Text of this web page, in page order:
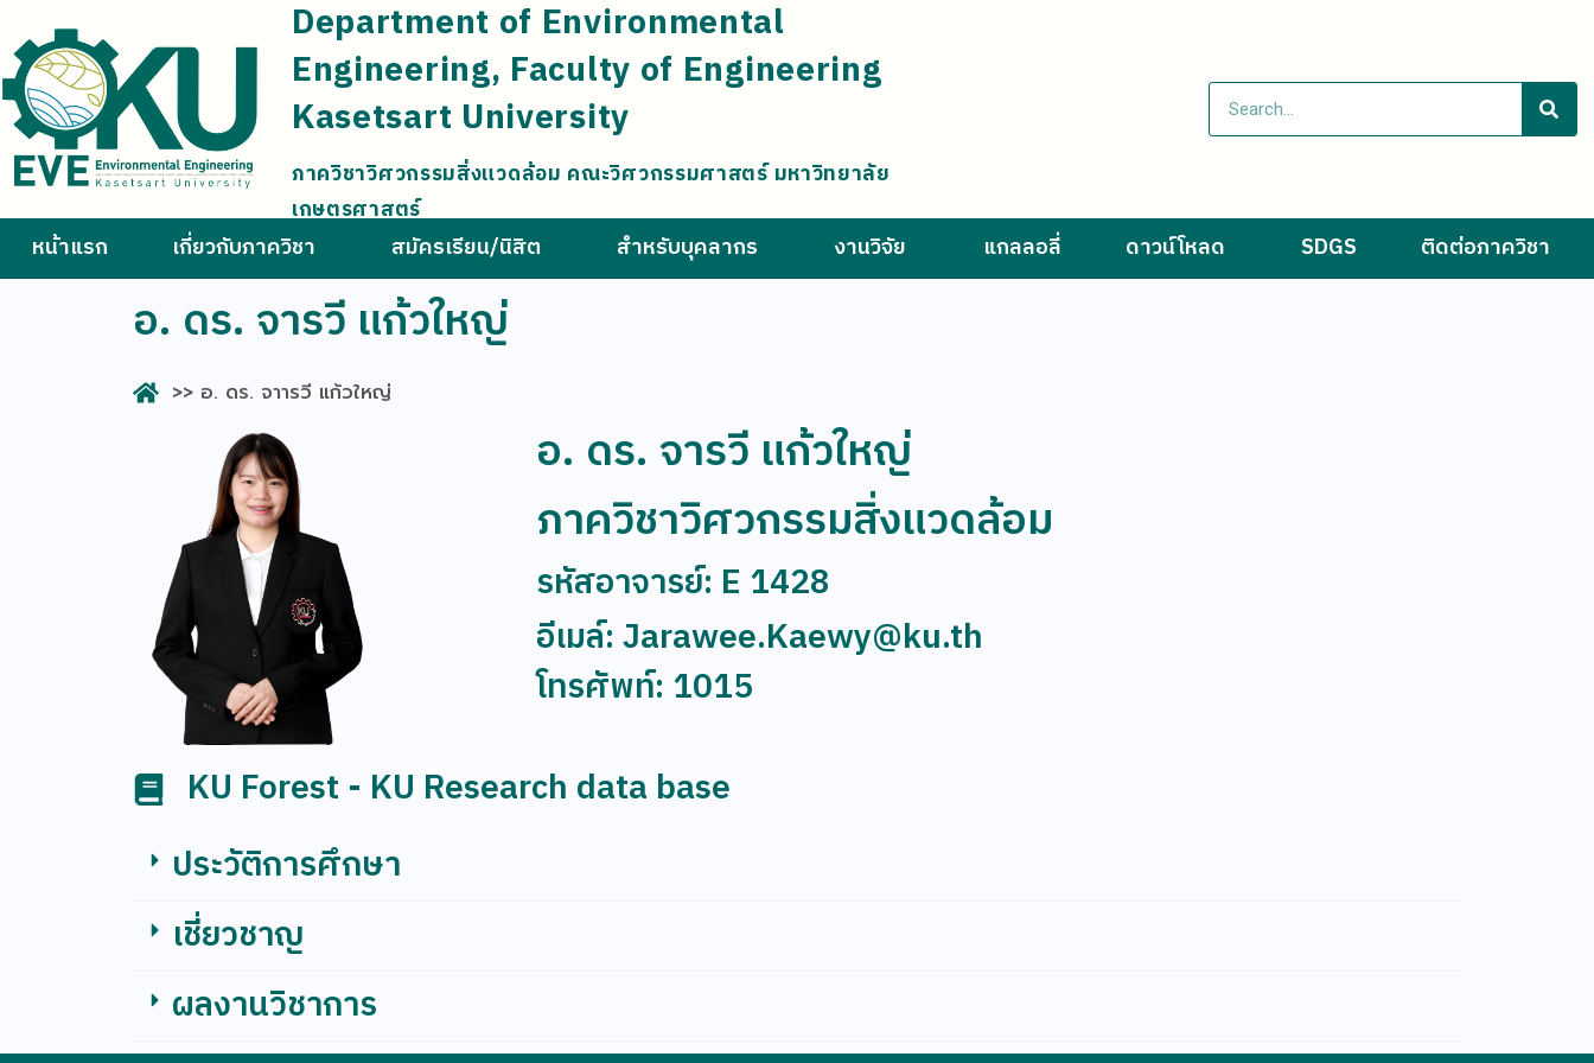
Department of Environmental
Engineering, Faculty of Engineering
Kasetsart University
ภาควิชาวิศวกรรมสิ่งแวดล้อม คณะวิศวกรรมศาสตร์ มหาวิทยาลัย
เกษตรศาสตร์
หน้าแรก เกี่ยวกับภาควิชา สมัครเรียน/นิสิต สำหรับบุคลากร งานวิจัย แกลลอลี่ ดาวน์โหลด SDGS ติดต่อภาควิชา
อ. ดร. จารวี แก้วใหญ่
>> อ. ดร. จาารวี แก้วใหญ่
อ. ดร. จารวี แก้วใหญ่
ภาควิชาวิศวกรรมสิ่งแวดล้อม
รหัสอาจารย์: E 1428
อีเมล์: Jarawee.Kaewy@ku.th
โทรศัพท์: 1015
KU Forest - KU Research data base
ประวัติการศึกษา
เชี่ยวชาญ
ผลงานวิชาการ